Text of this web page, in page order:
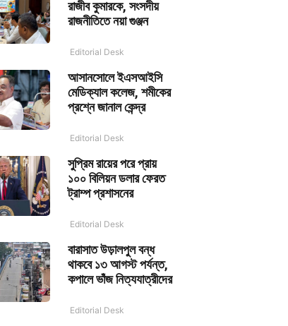
রাজীব কুমারকে, সংসদীয়
রাজনীতিতে নয়া গুঞ্জন
Editorial Desk
আসানসোলে ইএসআইসি
মেডিক্যাল কলেজ, শমীকের
প্রশ্নে জানাল কেন্দ্র
Editorial Desk
সুপ্রিম রায়ের পরে প্রায়
১০০ বিলিয়ন ডলার ফেরত
ট্রাম্প প্রশাসনের
Editorial Desk
বারাসাত উড়ালপুল বন্ধ
থাকবে ১৩ আগস্ট পর্যন্ত,
কপালে ভাঁজ নিত্যযাত্রীদের
Editorial Desk